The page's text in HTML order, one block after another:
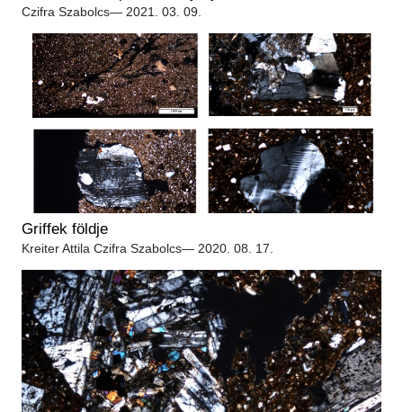
Régészet
Tagintézmények
Felnőttképzés
Közérdekű adatok
Képcsarnok
Történeti Fényképtár
Éremtár
Adattár
Czifra Szabolcs— 2021. 03. 09.
Griffek földje
Kreiter Attila Czifra Szabolcs— 2020. 08. 17.